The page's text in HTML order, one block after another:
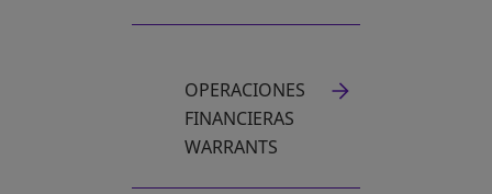
OPERACIONES
FINANCIERAS
WARRANTS